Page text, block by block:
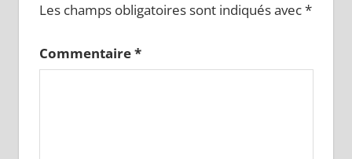
Les champs obligatoires sont indiqués avec*
Commentaire*